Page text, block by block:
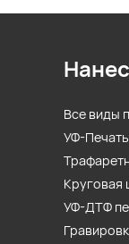
Все виды
УФ-Печать
Круговая
УФ-ДТФ